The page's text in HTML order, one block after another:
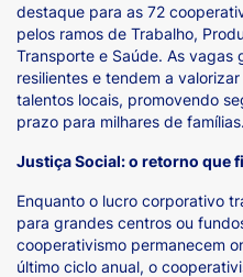
destaque para as 72
pelos ramos de Trabalho,
Transporte e Saúde. As vagas
resilientes e tendem a
talentos locais, promovendo
prazo para milhares de famílias.
Justiça Social: o retorno que
Enquanto o lucro corporativo
para grandes centros ou
cooperativismo permanecem
último ciclo anual, o